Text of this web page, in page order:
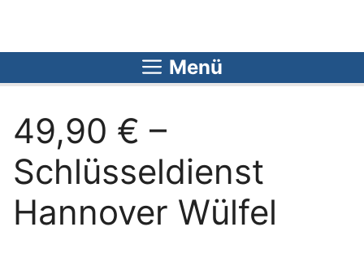
springen
Menü
49,90 € –
Schlüsseldienst
Hannover Wülfel